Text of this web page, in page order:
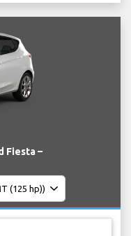
Fiesta –